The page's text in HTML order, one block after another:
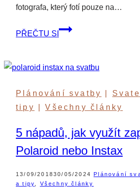
fotografa, který fotí pouze na…
PŘEČTU SI
Svatba
fotografie?
Plánování svatby
tipy
|Všechny články
5 nápadů, jak využít
Polaroid nebo Instax
13/09/201830/05/2024 Plánování
a tipy
Všechny články